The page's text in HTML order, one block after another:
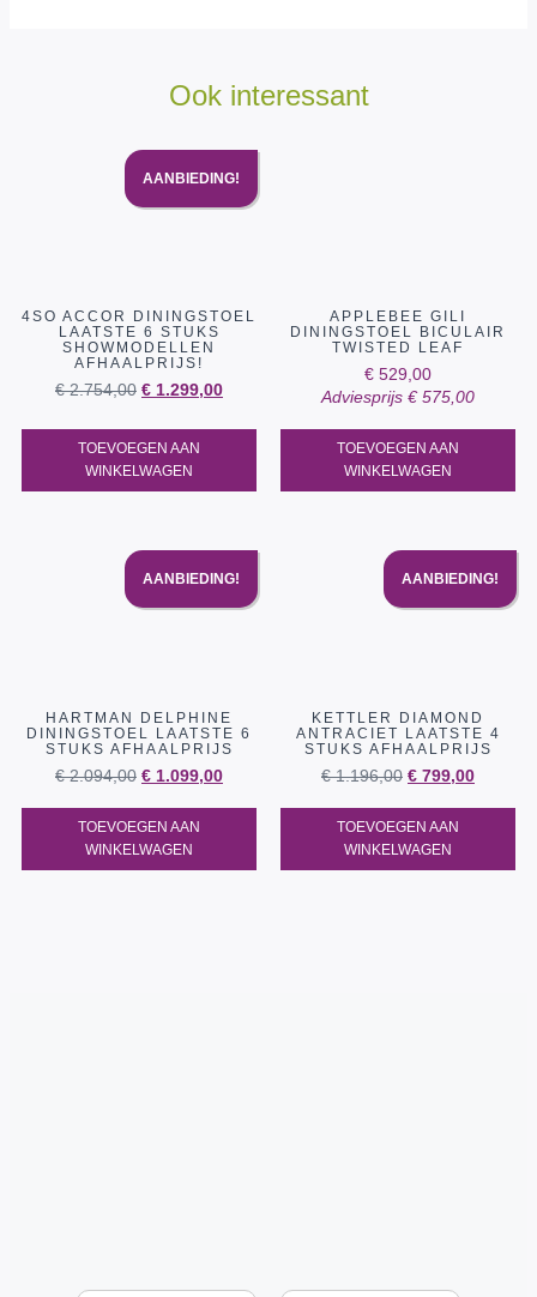
Ook interessant
AANBIEDING!
4SO ACCOR DININGSTOEL
LAATSTE 6 STUKS
SHOWMODELLEN
AFHAALPRIJS!
€2.754,00 € 1.299,00
TOEVOEGEN AAN
WINKELWAGEN
APPLEBEE GILI
DININGSTOEL BICULAIR
TWISTED LEAF
€ 529,00
Adviesprijs €575,00
TOEVOEGEN AAN
WINKELWAGEN
AANBIEDING!
HARTMAN DELPHINE
DININGSTOEL LAATSTE 6
STUKS AFHAALPRIJS
€2.094,00 € 1.099,00
TOEVOEGEN AAN
WINKELWAGEN
AANBIEDING!
KETTLER DIAMOND
ANTRACIET LAATSTE 4
STUKS AFHAALPRIJS
€1.196,00 € 799,00
TOEVOEGEN AAN
WINKELWAGEN